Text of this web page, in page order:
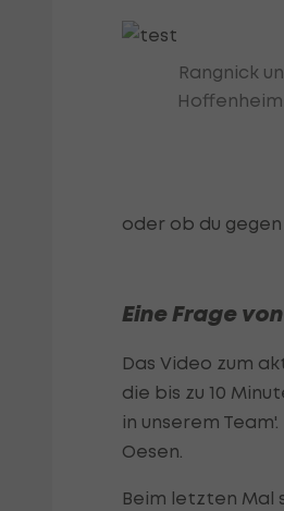
Rangnick
oder ob du
Eine Frage
Das Video zum
die bis zu 10
in unserem
Oesen.
Beim letzten Mal